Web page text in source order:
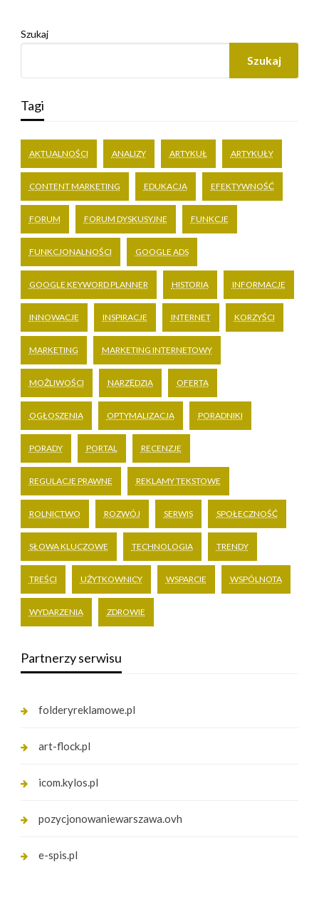
Szukaj
Szukaj
Tagi
AKTUALNOŚCI ANALIZY ARTYKUŁ ARTYKUŁY
CONTENT MARKETING EDUKACJA EFEKTYWNOŚĆ
FORUM FORUM DYSKUSYJNE FUNKCJE
FUNKCJONALNOŚCI GOOGLE ADS
GOOGLE KEYWORD PLANNER HISTORIA INFORMACJE
INNOWACJE INSPIRACJE INTERNET KORZYŚCI
MARKETING MARKETING INTERNETOWY
MOŻLIWOŚCI NARZĘDZIA OFERTA
OGŁOSZENIA OPTYMALIZACJA PORADNIKI
PORADY PORTAL RECENZJE
REGULACJE PRAWNE REKLAMY TEKSTOWE
ROLNICTWO ROZWÓJ SERWIS SPOŁECZNOŚĆ
SŁOWA KLUCZOWE TECHNOLOGIA TRENDY
TREŚCI UŻYTKOWNICY WSPARCIE WSPÓLNOTA
WYDARZENIA ZDROWIE
Partnerzy serwisu
folderyreklamowe.pl
art-flock.pl
icom.kylos.pl
pozycjonowaniewarszawa.ovh
e-spis.pl